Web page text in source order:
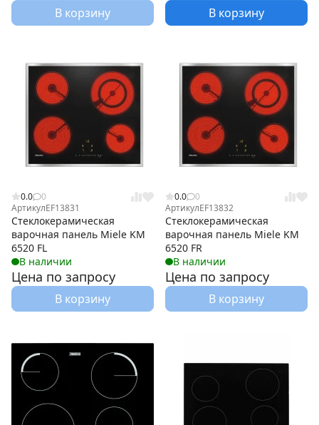
В корзину В корзину
0.0
0
АртикулEF13831
Стеклокерамическая
варочная панель Miele KM
6520 FL
В наличии
Цена по запросу
В корзину
0.0
0
АртикулEF13832
Стеклокерамическая
варочная панель Miele KM
6520 FR
В наличии
Цена по запросу
В корзину